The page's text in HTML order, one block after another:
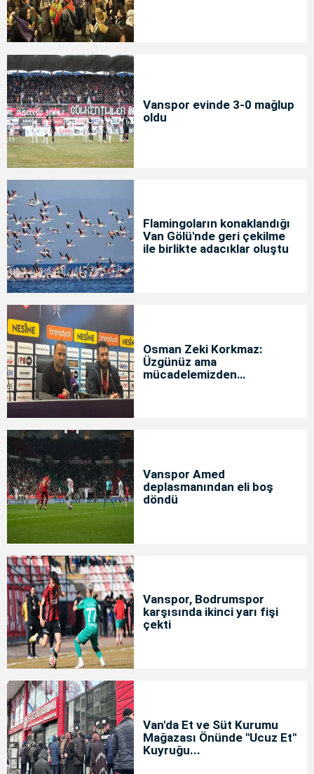
Vanspor evinde 3-0 mağlup
oldu
Flamingoların konaklandığı
Van Gölü'nde geri çekilme
ile birlikte adacıklar oluştu
Osman Zeki Korkmaz:
Üzgünüz ama
mücadelemizden
Vanspor Amed
deplasmanından eli boş
döndü
Vanspor, Bodrumspor
karşısında ikinci yarı fişi
çekti
Van'da Et ve Süt Kurumu
Mağazası Önünde "Ucuz Et"
Kuyruğu...